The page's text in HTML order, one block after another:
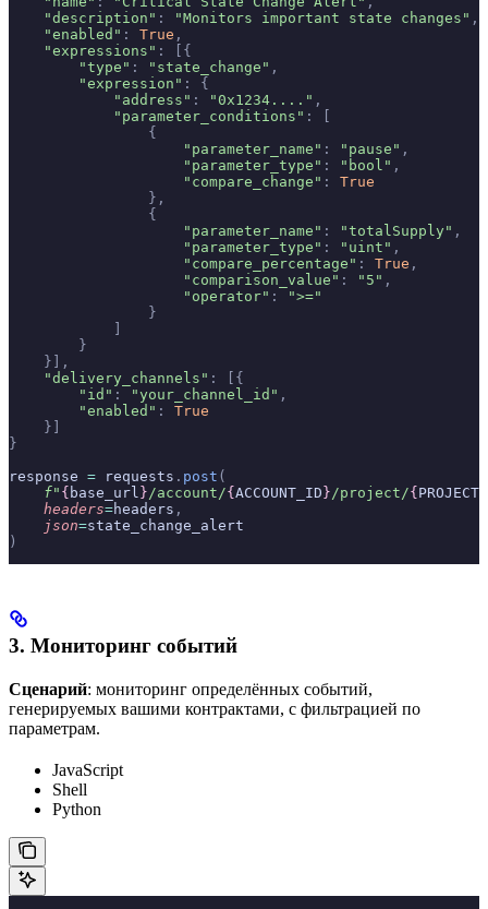
    "description"
: "Monitors important state changes" ,
    "enabled"
: True ,
    "expressions"
:
[{
        "type"
: "state_change" ,
        "expression"
:
{
            "address"
: "0x1234...." ,
            "parameter_conditions"
:
                {
                    "parameter_name"
: "pause" ,
                    "parameter_type"
: "bool" ,
                    "compare_change"
:
True
                },
                {
                    "parameter_name"
: "totalSupply" ,
                    "parameter_type"
: "uint" ,
                    "compare_percentage"
: True ,
                    "comparison_value"
: "5" ,
                    "operator"
:
">="
                }
        }
    }],
    "delivery_channels"
:
[{
        "id"
: "your_channel_id" ,
        "enabled"
:
True
    }]
}
response = requests . post (
    f
" { base_url }/account/{ ACCOUNT_ID }/project/{
    headers
=headers ,
    json
=state_change_alert
)
3. Мониторинг событий
Сценарий: мониторинг определённых событий,
генерируемых вашими контрактами, с фильтрацией по
параметрам.
JavaScript
Shell
Python